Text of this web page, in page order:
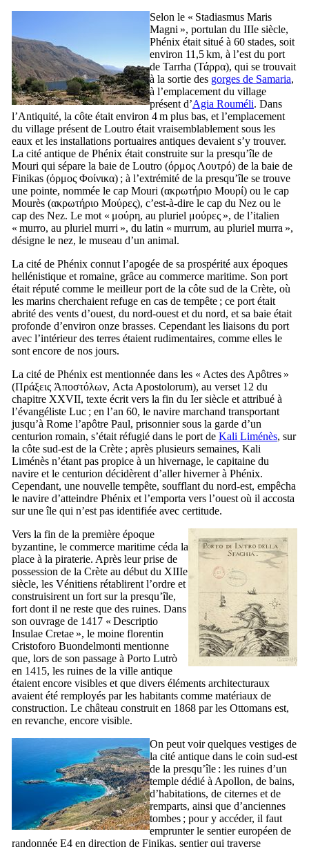
Selon le « Stadiasmus Maris
Magni », portulan du IIIe siècle,
Phénix était situé à 60 stades, soit
environ 11,5 km, à l’est du port
de Tarrha (Τάρρα), qui se trouvait
à la sortie des gorges de Samaria,
à l’emplacement du village
présent d’Agia Rouméli. Dans
l’Antiquité, la côte était environ 4 m plus bas, et l’emplacement
du village présent de Loutro était vraisemblablement sous les
eaux et les installations portuaires antiques devaient s’y trouver.
La cité antique de Phénix était construite sur la presqu’île de
Mouri qui sépare la baie de Loutro (όρμος Λουτρό) de la baie de
Finikas (όρμος Φοίνικα) ; à l’extrémité de la presqu’île se trouve
une pointe, nommée le cap Mouri (ακρωτήριο Μουρί) ou le cap
Mourès (ακρωτήριο Μούρες), c’est-à-dire le cap du Nez ou le
cap des Nez. Le mot « μούρη, au pluriel μούρες », de l’italien
« murro, au pluriel murri », du latin « murrum, au pluriel murra »,
désigne le nez, le museau d’un animal.
La cité de Phénix connut l’apogée de sa prospérité aux époques
hellénistique et romaine, grâce au commerce maritime. Son port
était réputé comme le meilleur port de la côte sud de la Crète, où
les marins cherchaient refuge en cas de tempête ; ce port était
abrité des vents d’ouest, du nord-ouest et du nord, et sa baie était
profonde d’environ onze brasses. Cependant les liaisons du port
avec l’intérieur des terres étaient rudimentaires, comme elles le
sont encore de nos jours.
La cité de Phénix est mentionnée dans les « Actes des Apôtres »
(Πράξεις Ἀποστόλων, Acta Apostolorum), au verset 12 du
chapitre XXVII, texte écrit vers la fin du Iersiècle et attribué à
l’évangéliste Luc ; en l’an 60, le navire marchand transportant
jusqu’à Rome l’apôtre Paul, prisonnier sous la garde d’un
centurion romain, s’était réfugié dans le port de Kali Liménès, sur
la côte sud-est de la Crète ; après plusieurs semaines, Kali
Liménès n’étant pas propice à un hivernage, le capitaine du
navire et le centurion décidèrent d’aller hiverner à Phénix.
Cependant, une nouvelle tempête, soufflant du nord-est, empêcha
le navire d’atteindre Phénix et l’emporta vers l’ouest où il accosta
sur une île qui n’est pas identifiée avec certitude.
Vers la fin de la première époque
byzantine, le commerce maritime céda la
place à la piraterie. Après leur prise de
possession de la Crète au début du XIIIe
siècle, les Vénitiens rétablirent l’ordre et
construisirent un fort sur la presqu’île,
fort dont il ne reste que des ruines. Dans
son ouvrage de 1417 « Descriptio
Insulae Cretae », le moine florentin
Cristoforo Buondelmonti mentionne
que, lors de son passage à Porto Lutrò
en 1415, les ruines de la ville antique
étaient encore visibles et que divers éléments architecturaux
avaient été remployés par les habitants comme matériaux de
construction. Le château construit en 1868 par les Ottomans est,
en revanche, encore visible.
On peut voir quelques vestiges de
la cité antique dans le coin sud-est
de la presqu’île : les ruines d’un
temple dédié à Apollon, de bains,
d’habitations, de citernes et de
remparts, ainsi que d’anciennes
tombes ; pour y accéder, il faut
emprunter le sentier européen de
randonnée E4 en direction de Finikas, sentier qui traverse